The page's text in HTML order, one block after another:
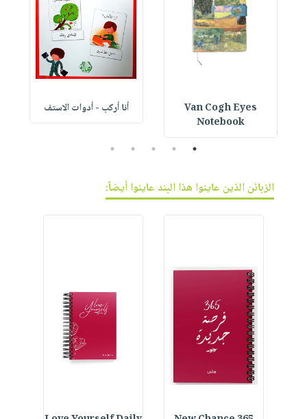
Van Cogh Eyes
Notebook
أنا أركب - أدوات الاستف
1
2
3
4
5
الزبائن الذين عاينوا هذا البند عاينوا أيضاً: